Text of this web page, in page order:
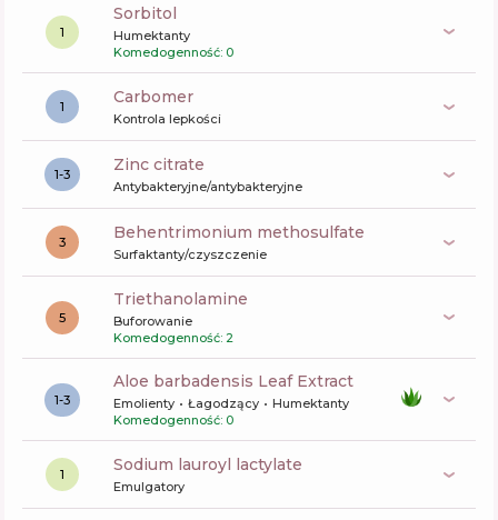
1
sorbitol
Humektanty
Komedogenność: 0
1 carbomer
Kontrola lepkości
1-3 zinc citrate
Antybakteryjne/antybakteryjne
3 behentrimonium methosulfate
Surfaktanty/czyszczenie
5
triethanolamine
Buforowanie
Komedogenność: 2
1-3
aloe barbadensis Leaf Extract
Emolienty Łagodzący
Humektanty
Komedogenność: 0
1 sodium lauroyl lactylate
Emulgatory